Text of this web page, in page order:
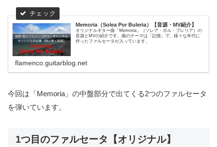
Memoria（Solea Por Buleria）【音源・MV紹介】
オリジナルギター曲「Memoria」（ソレア・ポル・ブレリア）の
音源とMVの紹介です。曲のテーマは「記憶」で、様々な年代に
作ったファルセータが入っています。
flamenco.guitarblog.net
今回は「Memoria」の中盤部分で出てくる2つのファルセータ
を弾いています。
1つ目のファルセータ【オリジナル】